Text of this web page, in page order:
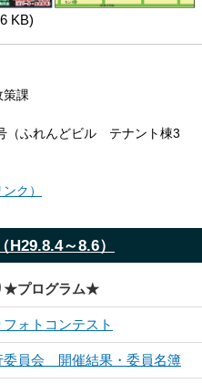
KB)
策課
（ふれんどビル テナント棟3
ク）
～8.6）
★プログラム★
ォトコンテスト
委員会 開催結果・委員名簿